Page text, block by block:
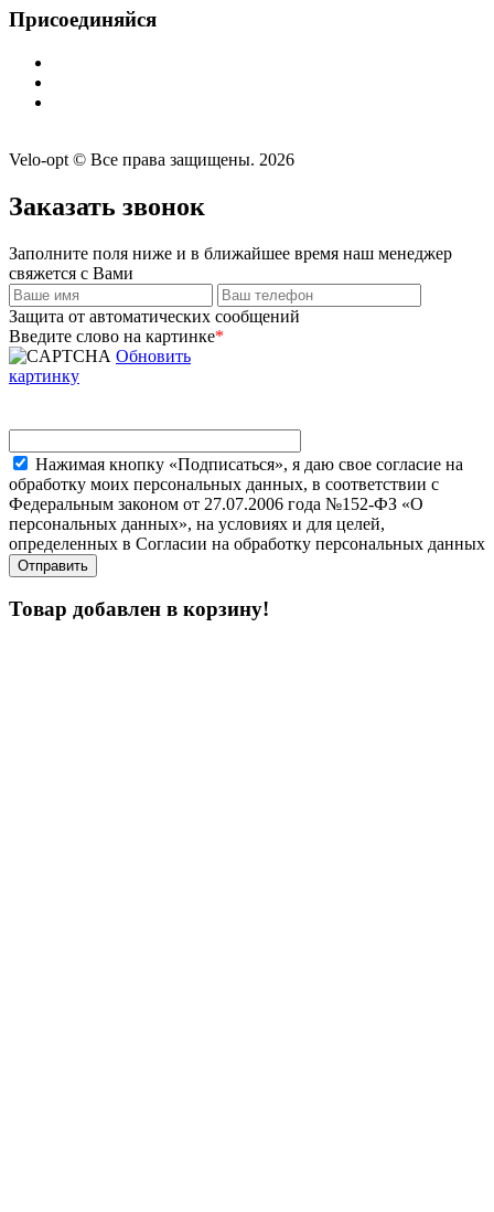
Присоединяйся
Velo-opt © Все права защищены. 2026
Заказать звонок
Заполните поля ниже и в ближайшее время наш менеджер
свяжется с Вами
Защита от автоматических сообщений
Введите слово на картинке*
Обновить
картинку
Нажимая кнопку «Подписаться», я даю свое согласие на
обработку моих персональных данных, в соответствии с
Федеральным законом от 27.07.2006 года №152-ФЗ «О
персональных данных», на условиях и для целей,
определенных в Согласии на обработку персональных данных
Товар добавлен в корзину!